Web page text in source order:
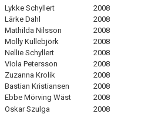
Lykke Schyllert
2008
Lärke Dahl
2008
Mathilda Nilsson
2008
Molly Kullebjörk
2008
Nellie Schyllert
2008
Viola Petersson
2008
Zuzanna Krolik
2008
Bastian Kristiansen
2008
Ebbe Mörving Wäst
2008
Oskar Szulga
2008